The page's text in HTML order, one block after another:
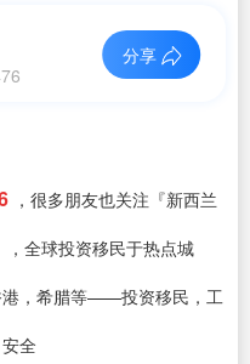
分享
，很多朋友也关注『新西兰
全球投资移民于热点城
港，希腊等——投资移民，工
全